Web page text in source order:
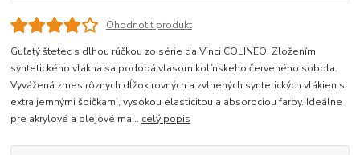
Ohodnotiť produkt
Guľatý štetec s dlhou rúčkou zo série da Vinci COLINEO. Zložením
syntetického vlákna sa podobá vlasom kolínskeho červeného sobola.
Vyvážená zmes rôznych dĺžok rovných a zvlnených syntetických vlákien s
extra jemnými špičkami, vysokou elasticitou a absorpciou farby. Ideálne
pre akrylové a olejové ma... celý popis